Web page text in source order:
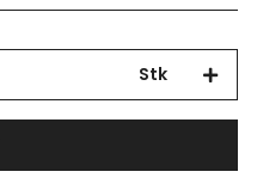
Stk